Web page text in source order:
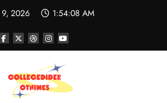
9, 2026 1:54:08 AM